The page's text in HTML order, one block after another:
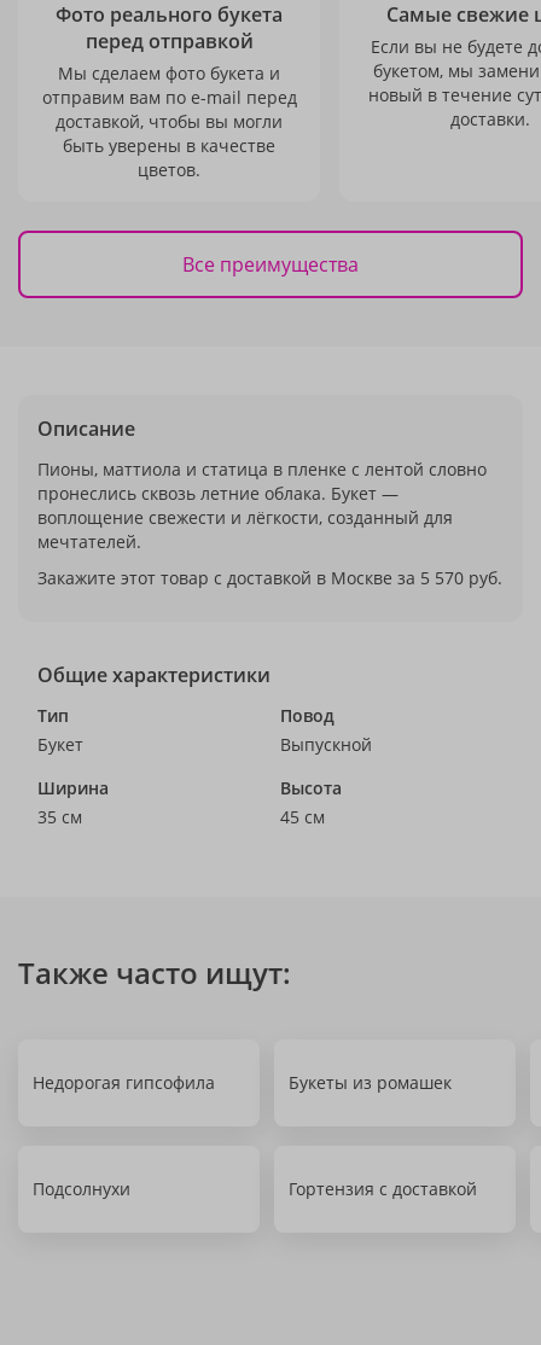
Фото реального букета
перед отправкой
Мы сделаем фото букета и
отправим вам по e-mail перед
доставкой, чтобы вы могли
быть уверены в качестве
цветов.
Самые свежие
Если вы не будете
букетом, мы
новый в течение
доставки.
Все преимущества
Описание
Пионы, маттиола и статица в пленке с лентой словно
пронеслись сквозь летние облака. Букет —
воплощение свежести и лёгкости, созданный для
мечтателей.
Закажите этот товар с доставкой в Москве за 5 570 руб.
Общие характеристики
Тип
Букет
Повод
Выпускной
Ширина
35 см
Высота
45 см
Также часто ищут:
Недорогая гипсофила Букеты из ромашек
Подсолнухи Гортензия с доставкой